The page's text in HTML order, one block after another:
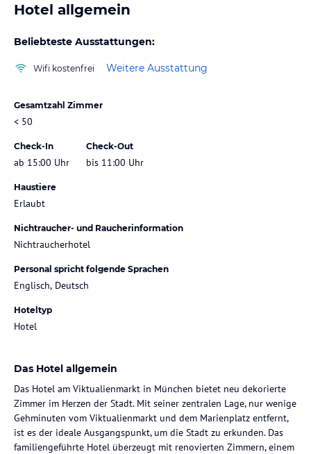
Hotel allgemein
Beliebteste Ausstattungen:
Wifi kostenfrei Weitere Ausstattung
Gesamtzahl Zimmer
< 50
Check-In
ab 15:00 Uhr
Check-Out
bis 11:00 Uhr
Haustiere
Erlaubt
Nichtraucher- und Raucherinformation
Nichtraucherhotel
Personal spricht folgende Sprachen
Englisch, Deutsch
Hoteltyp
Hotel
Das Hotel allgemein
Das Hotel am Viktualienmarkt in München bietet neu dekorierte
Zimmer im Herzen der Stadt. Mit seiner zentralen Lage, nur wenige
Gehminuten vom Viktualienmarkt und dem Marienplatz entfernt,
ist es der ideale Ausgangspunkt, um die Stadt zu erkunden. Das
familiengeführte Hotel überzeugt mit renovierten Zimmern, einem